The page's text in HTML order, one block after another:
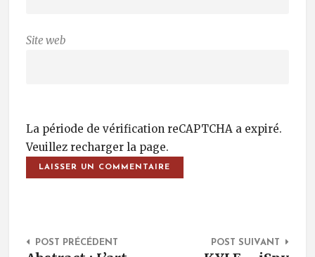
Site web
La période de vérification reCAPTCHA a expiré.
Veuillez recharger la page.
Post Navigation
POST PRÉCÉDENT POST SUIVANT